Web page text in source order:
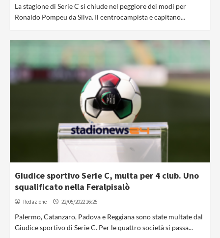
La stagione di Serie C si chiude nel peggiore dei modi per
Ronaldo Pompeu da Silva. Il centrocampista e capitano...
Giudice sportivo Serie C, multa per 4 club. Uno
squalificato nella Feralpisalò
Redazione 22/05/2022 16:25
Palermo, Catanzaro, Padova e Reggiana sono state multate dal
Giudice sportivo di Serie C. Per le quattro società si passa...